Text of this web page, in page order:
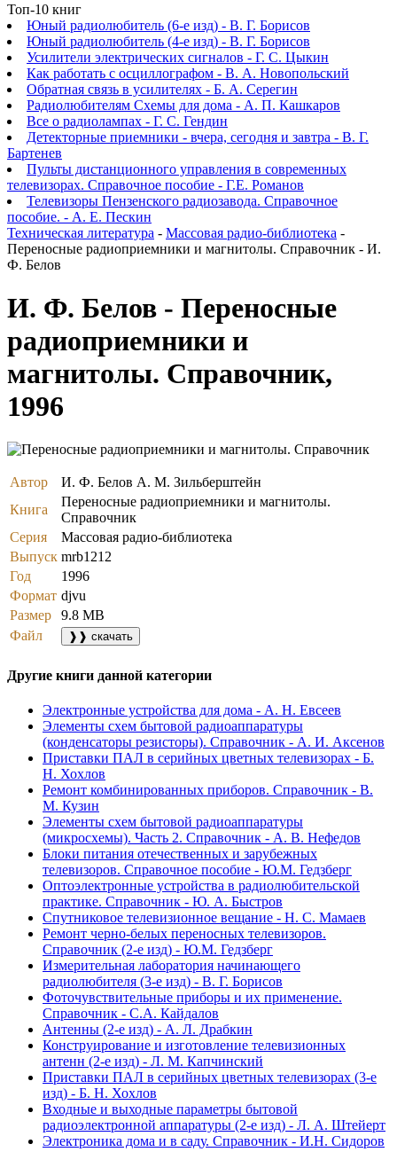
Топ-10 книг
Юный радиолюбитель (6-е изд) - В. Г. Борисов
Юный радиолюбитель (4-е изд) - В. Г. Борисов
Усилители электрических сигналов - Г. С. Цыкин
Как работать с осциллографом - В. А. Новопольский
Обратная связь в усилителях - Б. А. Серегин
Радиолюбителям Схемы для дома - А. П. Кашкаров
Все о радиолампах - Г. С. Гендин
Детекторные приемники - вчера, сегодня и завтра - В. Г.
Бартенев
Пульты дистанционного управления в современных
телевизорах. Справочное пособие - Г.Е. Романов
Телевизоры Пензенского радиозавода. Справочное
пособие. - А. Е. Пескин
Техническая литература - Массовая радио-библиотека -
Переносные радиоприемники и магнитолы. Справочник - И.
Ф. Белов
И. Ф. Белов - Переносные
радиоприемники и
магнитолы. Справочник,
1996
Автор
И. Ф. Белов А. М. Зильберштейн
Книга
Переносные радиоприемники и магнитолы.
Справочник
Серия
Массовая радио-библиотека
Выпуск mrb1212
Год
1996
Формат djvu
Размер
9.8 MB
Файл
❱❱ скачать
Другие книги данной категории
Электронные устройства для дома - А. Н. Евсеев
Элементы схем бытовой радиоаппаратуры
(конденсаторы резисторы). Справочник - А. И. Аксенов
Приставки ПАЛ в серийных цветных телевизорах - Б.
Н. Хохлов
Ремонт комбинированных приборов. Справочник - В.
М. Кузин
Элементы схем бытовой радиоаппаратуры
(микросхемы). Часть 2. Справочник - А. В. Нефедов
Блоки питания отечественных и зарубежных
телевизоров. Справочное пособие - Ю.М. Гедзберг
Оптоэлектронные устройства в радиолюбительской
практике. Справочник - Ю. А. Быстров
Спутниковое телевизионное вещание - Н. С. Мамаев
Ремонт черно-белых переносных телевизоров.
Справочник (2-е изд) - Ю.М. Гедзберг
Измерительная лаборатория начинающего
радиолюбителя (3-е изд) - В. Г. Борисов
Фоточувствительные приборы и их применение.
Справочник - С.А. Кайдалов
Антенны (2-е изд) - А. Л. Драбкин
Конструирование и изготовление телевизионных
антенн (2-е изд) - Л. М. Капчинский
Приставки ПАЛ в серийных цветных телевизорах (3-е
изд) - Б. Н. Хохлов
Входные и выходные параметры бытовой
радиоэлектронной аппаратуры (2-е изд) - Л. А. Штейерт
Электроника дома и в саду. Справочник - И.Н. Сидоров